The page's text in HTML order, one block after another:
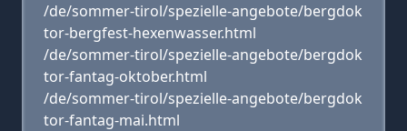
/de/sommer-tirol/spezielle-angebote/bergdok
tor-bergfest-hexenwasser.html
/de/sommer-tirol/spezielle-angebote/bergdok
tor-fantag-oktober.html
/de/sommer-tirol/spezielle-angebote/bergdok
tor-fantag-mai.html